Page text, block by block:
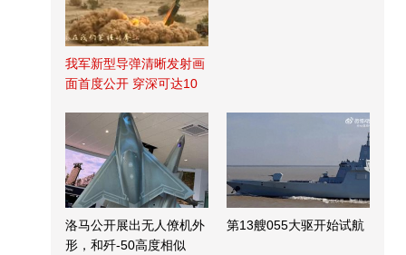
我军新型导弹清晰发射画
面首度公开 穿深可达10
洛马公开展出无人僚机外
形，和歼-50高度相似
第13艘055大驱开始试航